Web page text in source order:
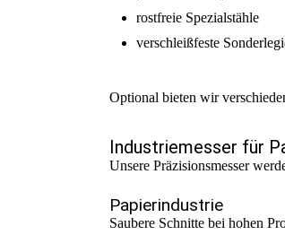
rostfreie Spezialstähle
verschleißfeste
Optional bieten wir
Industriemesser für
Unsere Präzisionsmesser
Papierindustrie
Saubere Schnitte bei hohen